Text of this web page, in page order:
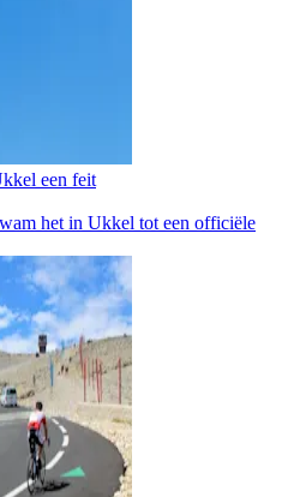
een feit
het in Ukkel tot een officiële